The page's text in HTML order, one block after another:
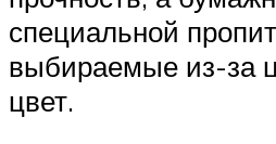
специальной
выбираемые из-за
цвет.